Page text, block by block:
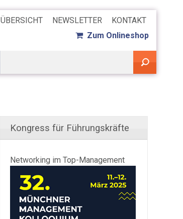
ÜBERSICHT NEWSLETTER
KONTAKT
Zum Onlineshop
Kongress für Führungskräfte
Networking im Top-Management